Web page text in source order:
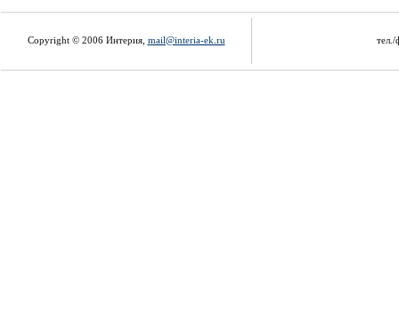
Copyright © 2006 Интерия, mail@interia-ek.ru